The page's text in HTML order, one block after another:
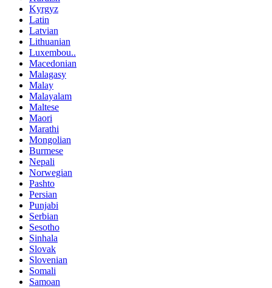
Kyrgyz
Latin
Latvian
Lithuanian
Luxembou..
Macedonian
Malagasy
Malay
Malayalam
Maltese
Maori
Marathi
Mongolian
Burmese
Nepali
Norwegian
Pashto
Persian
Punjabi
Serbian
Sesotho
Sinhala
Slovak
Slovenian
Somali
Samoan